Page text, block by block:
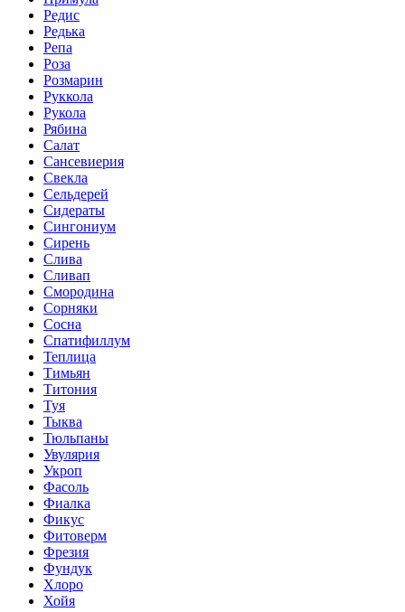
Редис
Редька
Репа
Роза
Розмарин
Руккола
Рукола
Рябина
Салат
Сансевиерия
Свекла
Сельдерей
Сидераты
Сингониум
Сирень
Слива
Сливап
Смородина
Сорняки
Сосна
Спатифиллум
Теплица
Тимьян
Титония
Туя
Тыква
Тюльпаны
Увулярия
Укроп
Фасоль
Фиалка
Фикус
Фитоверм
Фрезия
Фундук
Хлоро
Хойя